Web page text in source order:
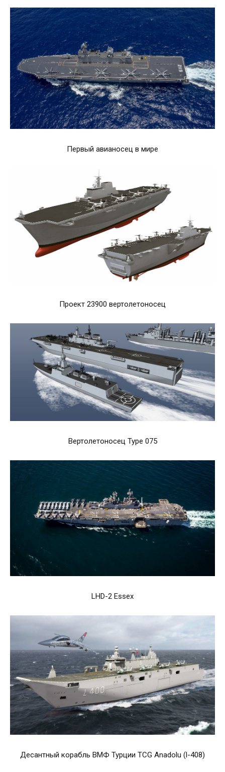
Первый авианосец в мире
Проект 23900 вертолетоносец
Вертолетоносец Type 075
LHD-2 Essex
Десантный корабль ВМФ Турции TCG Anadolu (l-408)